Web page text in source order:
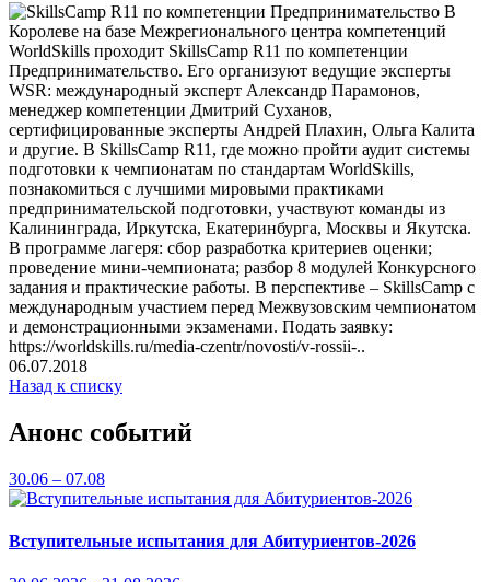
В
Королеве на базе Межрегионального центра компетенций
WorldSkills проходит SkillsCamp R11 по компетенции
Предпринимательство. Его организуют ведущие эксперты
WSR: международный эксперт Александр Парамонов,
менеджер компетенции Дмитрий Суханов,
сертифицированные эксперты Андрей Плахин, Ольга Калита
и другие. В SkillsCamp R11, где можно пройти аудит системы
подготовки к чемпионатам по стандартам WorldSkills,
познакомиться с лучшими мировыми практиками
предпринимательской подготовки, участвуют команды из
Калининграда, Иркутска, Екатеринбурга, Москвы и Якутска.
В программе лагеря: сбор разработка критериев оценки;
проведение мини-чемпионата; разбор 8 модулей Конкурсного
задания и практические работы. В перспективе – SkillsCamp с
международным участием перед Межвузовским чемпионатом
и демонстрационными экзаменами. Подать заявку:
https://worldskills.ru/media-czentr/novosti/v-rossii-..
06.07.2018
Назад к списку
Анонс событий
30.06 – 07.08
Вступительные испытания для Абитуриентов-2026